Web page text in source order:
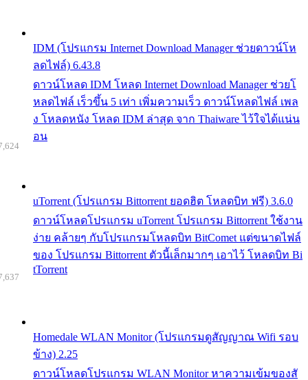
IDM (โปรแกรม Internet Download Manager ช่วยดาวน์โห
ลดไฟล์) 6.43.8
ดาวน์โหลด IDM โหลด Internet Download Manager ช่วยโ
หลดไฟล์ เร็วขึ้น 5 เท่า เพิ่มความเร็ว ดาวน์โหลดไฟล์ เพล
ง โหลดหนัง โหลด IDM ล่าสุด จาก Thaiware ไว้ใจได้แน่น
อน
uTorrent (โปรแกรม Bittorrent ยอดฮิต โหลดบิท ฟรี) 3.6.0
ดาวน์โหลดโปรแกรม uTorrent โปรแกรม Bittorrent ใช้งาน
ง่าย คล้ายๆ กับโปรแกรมโหลดบิท BitComet แต่ขนาดไฟล์
ของ โปรแกรม Bittorrent ตัวนี้เล็กมากๆ เอาไว้ โหลดบิท Bi
tTorrent
Homedale WLAN Monitor (โปรแกรมดูสัญญาณ Wifi รอบ
ข้าง) 2.25
ดาวน์โหลดโปรแกรม WLAN Monitor หาความเข้มของสั